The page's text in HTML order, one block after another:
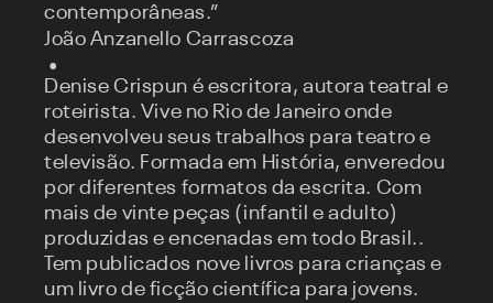
contemporâneas.”
João Anzanello Carrascoza
Denise Crispun é escritora, autora teatral e
roteirista. Vive no Rio de Janeiro onde
desenvolveu seus trabalhos para teatro e
televisão. Formada em História, enveredou
por diferentes formatos da escrita. Com
mais de vinte peças (infantil e adulto)
produzidas e encenadas em todo Brasil..
Tem publicados nove livros para crianças e
um livro de ficção científica para jovens.